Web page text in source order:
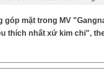
mặt trong MV
thích nhất xứ kim chi",